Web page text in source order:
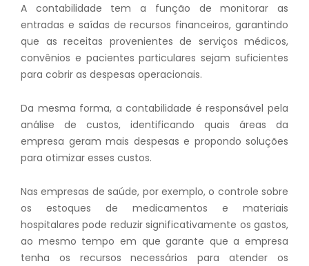
A contabilidade tem a função de monitorar as
entradas e saídas de recursos financeiros, garantindo
que as receitas provenientes de serviços médicos,
convênios e pacientes particulares sejam suficientes
para cobrir as despesas operacionais.
Da mesma forma, a contabilidade é responsável pela
análise de custos, identificando quais áreas da
empresa geram mais despesas e propondo soluções
para otimizar esses custos.
Nas empresas de saúde, por exemplo, o controle sobre
os estoques de medicamentos e materiais
hospitalares pode reduzir significativamente os gastos,
ao mesmo tempo em que garante que a empresa
tenha os recursos necessários para atender os